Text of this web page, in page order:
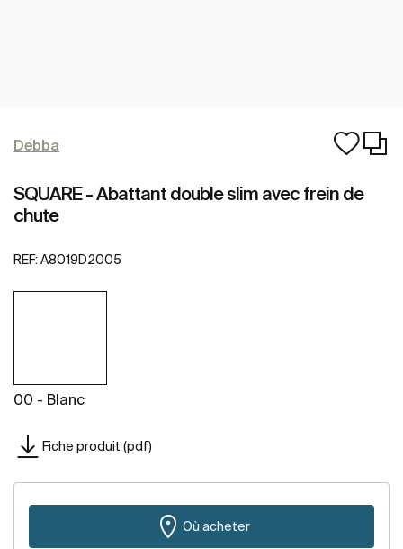
Debba
SQUARE - Abattant double slim avec frein de
chute
REF: A8019D2005
00 - Blanc
Fiche produit (pdf)
Où acheter